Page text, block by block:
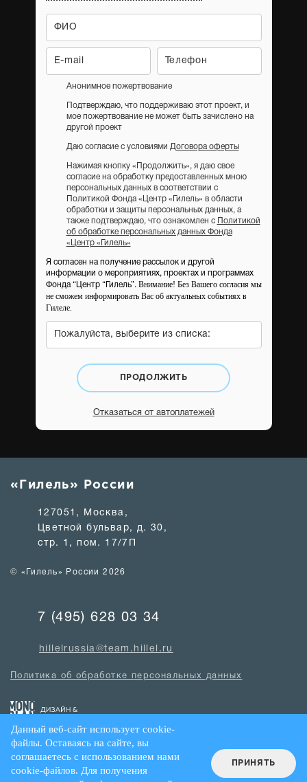
Анонимное пожертвование
Подтверждаю, что поддерживаю этот проект, и
мое пожертвование не может быть зачислено на
другой проект
Даю согласие с условиями Договора оферты
Нажимая кнопку «Продолжить», я даю свое
согласие на обработку предоставленных мною
персональных данных в соответствии с
Политикой Фонда «Центр «Гилель» в области
обработки и защиты персональных данных, а
также подтверждаю, что ознакомлен с
Политикой
об обработке персональных данных Фонда
«Центр «Гилель»
Я согласен на получение рассылок и другой
информации о мероприятиях, проектах и программах
Фонда “Центр “Гилель”. Внимание! Без Вашего согласия мы
не сможем информировать Вас об актуальных событиях в
Гилеле.
Пожалуйста, выберите из списка:
ПРОДОЛЖИТЬ
Отказаться от автоплатежей
«Гилель» России
127051, Москва,
Цветной бульвар, д. 30,
стр. 1, пом. 17/7П
© «Гилель» России 2026
7 (495) 628 03 34
hillelrussia@team.hillel.ru
Политика об обработке персональных данных
Данный веб-сайт использует cookie-
файлы. Оставаясь на сайте, вы
соглашаетесь с использованием нами
cookie-файлов. Для получения
ПРИНЯТЬ